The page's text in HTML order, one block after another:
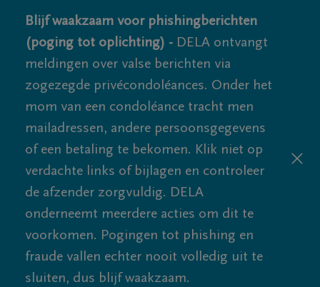
Blijf waakzaam voor phishingberichten
(poging tot oplichting) - DELA ontvangt
meldingen over valse berichten via
zogezegde privécondoléances. Onder het
mom van een condoléance tracht men
mailadressen, andere persoonsgegevens
of een betaling te bekomen. Klik niet op
verdachte links of bijlagen en controleer
de afzender zorgvuldig. DELA
onderneemt meerdere acties om dit te
voorkomen. Pogingen tot phishing en
fraude vallen echter nooit volledig uit te
sluiten, dus blijf waakzaam.